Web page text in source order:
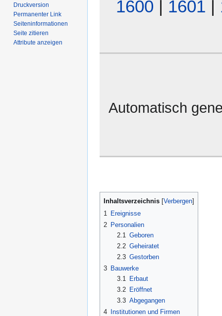
1600 | 1601 |
Automatisch
Inhaltsverzeichnis
1 Ereignisse
2 Personalien
2.1 Geboren
2.2 Geheiratet
2.3 Gestorben
3 Bauwerke
3.1
Erbaut
3.2
Eröffnet
3.3 Abgegangen
4 Institutionen und Firmen
Druckversion
Permanenter Link
Seiten­­informationen
Seite zitieren
Attribute anzeigen